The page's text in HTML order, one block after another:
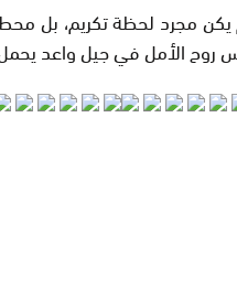
مجرد لحظة تكريم، بل
روح الأمل في جيل واعد